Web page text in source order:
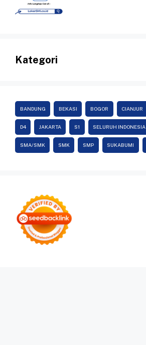
Kategori
BANDUNG BEKASI BOGOR CIANJUR
D4 JAKARTA S1 SELURUH INDONESIA
SMA/SMK SMK SMP SUKABUMI